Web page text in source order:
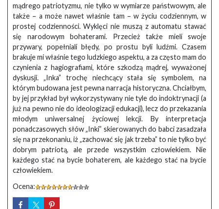
mądrego patriotyzmu, nie tylko w wymiarze państwowym, ale
także – a może nawet właśnie tam – w życiu codziennym, w
prostej codzienności. Wyklęci nie muszą z automatu stawać
się narodowym bohaterami. Przecież także mieli swoje
przywary, popełniali błędy, po prostu byli ludźmi. Czasem
brakuje mi właśnie tego ludzkiego aspektu, a za często mam do
czynienia z hagiografiami, które szkodzą mądrej, wyważonej
dyskusji. „Inka” trochę niechcący stała się symbolem, na
którym budowana jest pewna narracja historyczna. Chciałbym,
by jej przykład był wykorzystywany nie tyle do indoktrynacji (a
już na pewno nie do ideologizacji edukacji), lecz do przekazania
młodym uniwersalnej życiowej lekcji. By interpretacja
ponadczasowych słów „Inki” skierowanych do babci zasadzała
się na przekonaniu, iż „zachować się jak trzeba” to nie tylko być
dobrym patriotą, ale przede wszystkim człowiekiem. Nie
każdego stać na bycie bohaterem, ale każdego stać na bycie
człowiekiem.
Ocena: